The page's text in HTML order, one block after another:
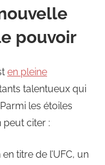
pouvoir
en pleine
talentueux qui
les étoiles
peut citer :
titre de l’UFC, un